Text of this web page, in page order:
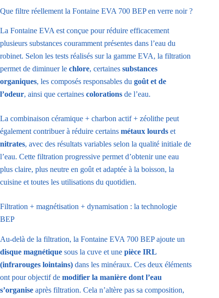
Que filtre réellement la Fontaine EVA 700 BEP en verre noir ?
La Fontaine EVA est conçue pour réduire efficacement
plusieurs substances couramment présentes dans l’eau du
robinet. Selon les tests réalisés sur la gamme EVA, la filtration
permet de diminuer le chlore, certaines substances
organiques, les composés responsables du goût et de
l’odeur, ainsi que certaines colorations de l’eau.
La combinaison céramique + charbon actif + zéolithe peut
également contribuer à réduire certains métaux lourds et
nitrates, avec des résultats variables selon la qualité initiale de
l’eau. Cette filtration progressive permet d’obtenir une eau
plus claire, plus neutre en goût et adaptée à la boisson, la
cuisine et toutes les utilisations du quotidien.
Filtration + magnétisation + dynamisation : la technologie
BEP
Au-delà de la filtration, la Fontaine EVA 700 BEP ajoute un
disque magnétique sous la cuve et une pièce IRL
(infrarouges lointains) dans les minéraux. Ces deux éléments
ont pour objectif de modifier la manière dont l’eau
s’organise après filtration. Cela n’altère pas sa composition,